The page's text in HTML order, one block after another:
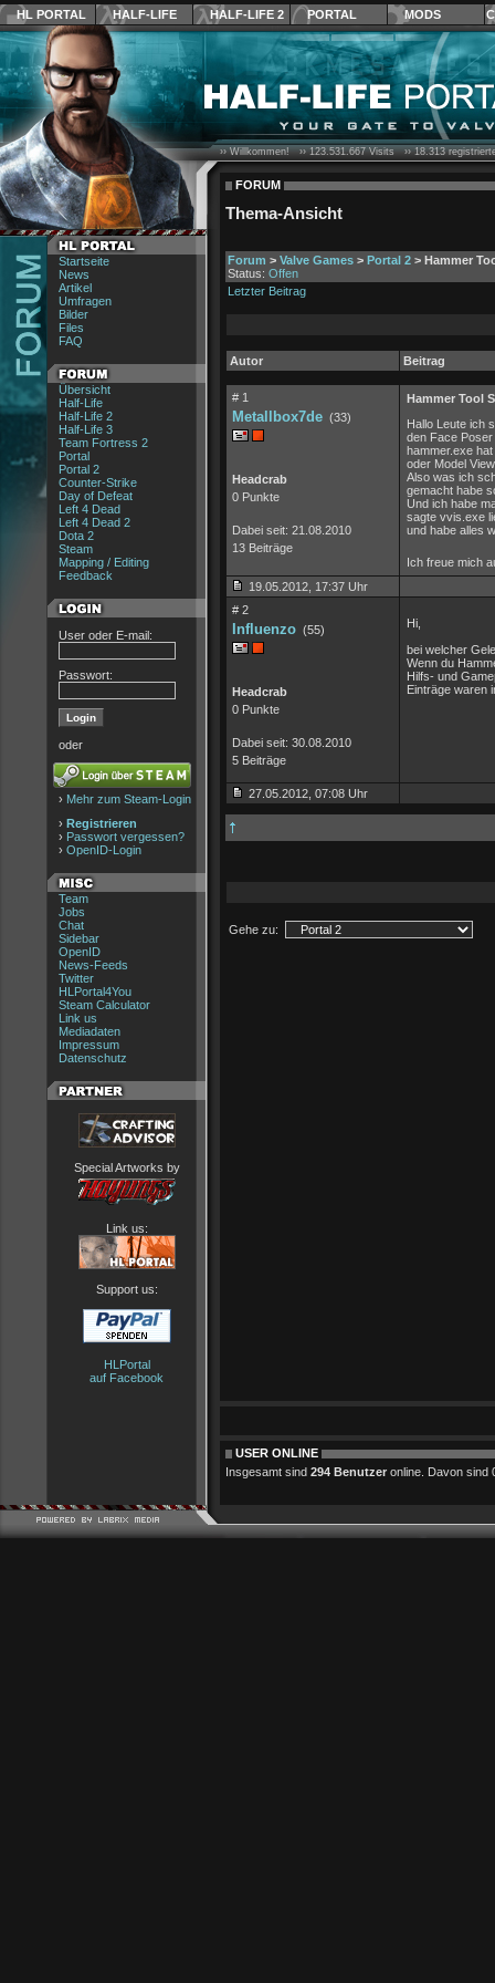
HL PORTAL HALF-LIFE HALF-LIFE 2 PORTAL MODS
Startseite
News
Artikel
Umfragen
Bilder
Files
FAQ
Übersicht
Half-Life
Half-Life 2
Half-Life 3
Team Fortress 2
Portal
Portal 2
Counter-Strike
Day of Defeat
Left 4 Dead
Left 4 Dead 2
Dota 2
Steam
Mapping / Editing
Feedback
User oder E-mail:
Passwort:
oder
› Mehr zum Steam-Login
› Registrieren
› Passwort vergessen?
› OpenID-Login
Team
Jobs
Chat
Sidebar
OpenID
News-Feeds
Twitter
HLPortal4You
Steam Calculator
Link us
Mediadaten
Impressum
Datenschutz
Special Artworks by
Link us:
Support us:
HLPortal
auf Facebook
›› Willkommen! ››123.531.667Visits ››18.313
FORUM
Thema-Ansicht
Forum > Valve Games > Portal 2 > Hammer
Status: Offen
Letzter Beitrag
Autor Beitrag
# 1
Metallbox7de (33)
Headcrab
0 Punkte
Dabei seit: 21.08.2010
13 Beiträge
Hammer Tool
Hallo Leute ich
den Face
hammer.exe
oder Model
Also was ich
gemacht habe
Und ich habe
sagte vvis.exe
und habe alles
Ich freue mich
19.05.2012, 17:37 Uhr
# 2
Influenzo (55)
Headcrab
0 Punkte
Dabei seit: 30.08.2010
5 Beiträge
Hi,
bei welcher
Wenn du
Hilfs- und
Einträge waren
27.05.2012, 07:08 Uhr
Gehe zu:
USER ONLINE
Insgesamt sind 294 Benutzer online. Davon sind